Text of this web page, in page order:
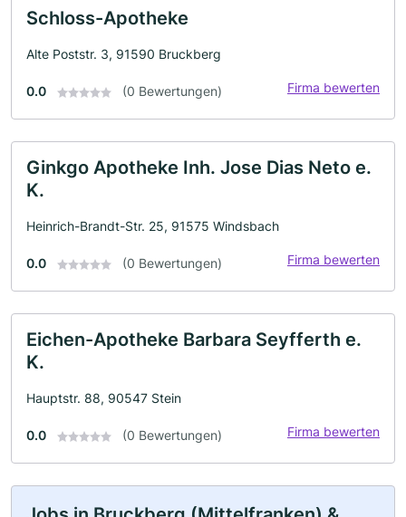
Schloss-Apotheke
Alte Poststr. 3, 91590 Bruckberg
0.0 (0 Bewertungen) Firma bewerten
Ginkgo Apotheke Inh. Jose Dias Neto e.
K.
Heinrich-Brandt-Str. 25, 91575 Windsbach
0.0 (0 Bewertungen) Firma bewerten
Eichen-Apotheke Barbara Seyfferth e.
K.
Hauptstr. 88, 90547 Stein
0.0 (0 Bewertungen) Firma bewerten